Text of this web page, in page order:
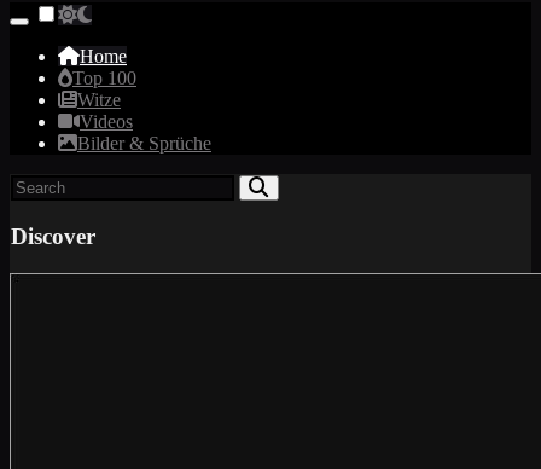
Home
Top 100
Witze
Videos
Bilder & Sprüche
Discover